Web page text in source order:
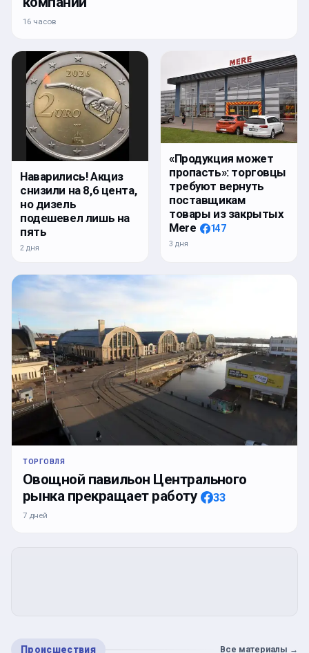
16 часов
Наварились! Акциз
снизили на 8,6 цента,
но дизель
подешевел лишь на
пять
2 дня
«Продукция может
пропасть»: торговцы
требуют вернуть
поставщикам
товары из закрытых
Mere
147
3 дня
ТОРГОВЛЯ
Овощной павильон Центрального
рынка прекращает работу
33
7 дней
Происшествия Все материалы →